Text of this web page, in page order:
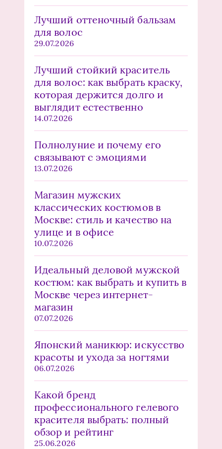
Лучший оттеночный бальзам
для волос
29.07.2026
Лучший стойкий краситель
для волос: как выбрать краску,
которая держится долго и
выглядит естественно
14.07.2026
Полнолуние и почему его
связывают с эмоциями
13.07.2026
Магазин мужских
классических костюмов в
Москве: стиль и качество на
улице и в офисе
10.07.2026
Идеальный деловой мужской
костюм: как выбрать и купить в
Москве через интернет-
магазин
07.07.2026
Японский маникюр: искусство
красоты и ухода за ногтями
06.07.2026
Какой бренд
профессионального гелевого
красителя выбрать: полный
обзор и рейтинг
25.06.2026